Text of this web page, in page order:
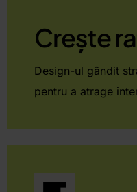
Crește
Design-ul gândit
pentru a atrage